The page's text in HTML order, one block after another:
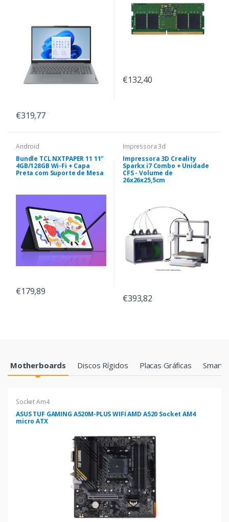
€319,77
€132,40
Android
Bundle TCL NXTPAPER 11 11"
4GB/128GB Wi-Fi + Capa
Preta com Suporte de Mesa
€179,89
Impressora 3d
Impressora 3D Creality
Sparkx i7 Combo + Unidade
CFS - Volume de
26x26x25,5cm
€393,82
Products Grid
Motherboards Discos Rígidos Placas Gráficas
Socket Am4
ASUS TUF GAMING A520M-PLUS WIFI AMD A520 Socket AM4
micro ATX